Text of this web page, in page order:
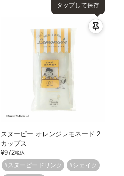
タップして保存
スヌーピー オレンジレモネード 2
カップス
¥972税込
#スヌーピードリンク #シェイク